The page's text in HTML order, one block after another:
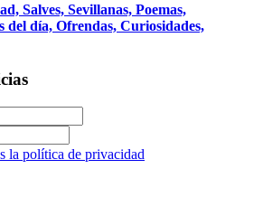
Salves, Sevillanas, Poemas,
del día, Ofrendas, Curiosidades,
la política de privacidad